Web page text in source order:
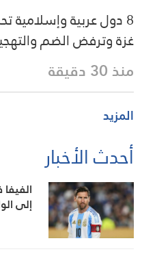
8 دول عربية
غزة وترفض الضم
منذ 30 دقيقة
المزيد
أحدث الأخبار
إلى